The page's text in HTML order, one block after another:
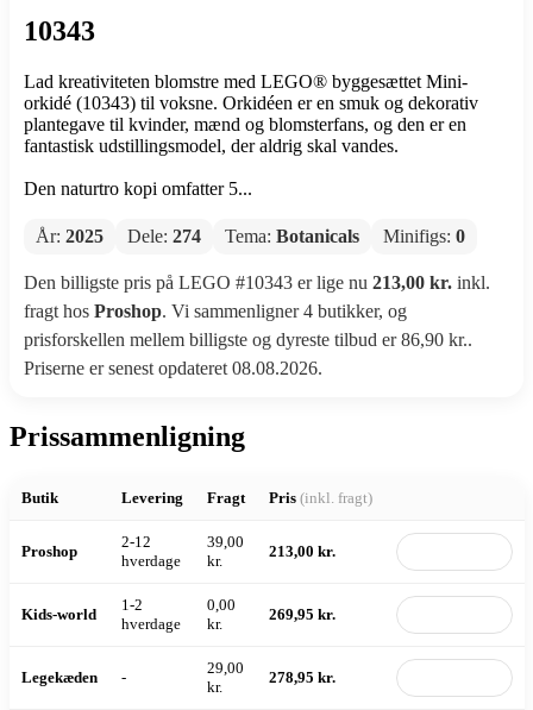
10343
Lad kreativiteten blomstre med LEGO® byggesættet Mini-
orkidé (10343) til voksne. Orkidéen er en smuk og dekorativ
plantegave til kvinder, mænd og blomsterfans, og den er en
fantastisk udstillingsmodel, der aldrig skal vandes.
Den naturtro kopi omfatter 5...
År: 2025 Dele: 274 Tema: Botanicals Minifigs: 0
Den billigste pris på LEGO #10343 er lige nu 213,00 kr. inkl.
fragt hos Proshop. Vi sammenligner 4 butikker, og
prisforskellen mellem billigste og dyreste tilbud er 86,90 kr..
Priserne er senest opdateret 08.08.2026.
Prissammenligning
Butik Levering Fragt Pris (inkl. fragt)
Proshop
2-12
hverdage
39,00
kr.
213,00 kr.
Kids-world
1-2
hverdage
0,00
kr.
269,95 kr.
Legekæden -
29,00
kr.
278,95 kr.